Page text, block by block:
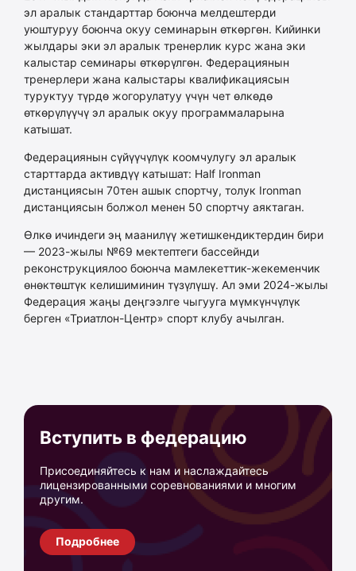
эл аралык стандарттар боюнча мелдештерди
уюштуруу боюнча окуу семинарын өткөргөн. Кийинки
жылдары эки эл аралык тренерлик курс жана эки
калыстар семинары өткөрүлгөн. Федерациянын
тренерлери жана калыстары квалификациясын
туруктуу түрдө жогорулатуу үчүн чет өлкөдө
өткөрүлүүчү эл аралык окуу программаларына
катышат.
Федерациянын сүйүүчүлүк коомчулугу эл аралык
старттарда активдүү катышат: Half Ironman
дистанциясын 70тен ашык спортчу, толук Ironman
дистанциясын болжол менен 50 спортчу аяктаган.
Өлкө ичиндеги эң маанилүү жетишкендиктердин бири
— 2023-жылы №69 мектептеги бассейнди
реконструкциялоо боюнча мамлекеттик-жекеменчик
өнөктөштүк келишиминин түзүлүшү. Ал эми 2024-жылы
Федерация жаңы деңгээлге чыгууга мүмкүнчүлүк
берген «Триатлон-Центр» спорт клубу ачылган.
Вступить в федерацию
Присоединяйтесь к нам и наслаждайтесь
лицензированными соревнованиями и многим
другим.
Подробнее